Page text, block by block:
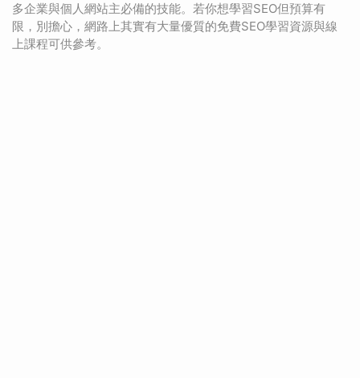
多企業與個人網站主必備的技能。若你想學習SEO但預算有
限，別擔心，網路上其實有大量優質的免費SEO學習資源與線
上課程可供參考。